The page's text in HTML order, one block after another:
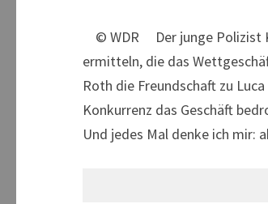
© WDR Der junge Polizist
ermitteln, die das
Roth die Freundschaft zu
Konkurrenz das Geschäft
Und jedes Mal denke ich